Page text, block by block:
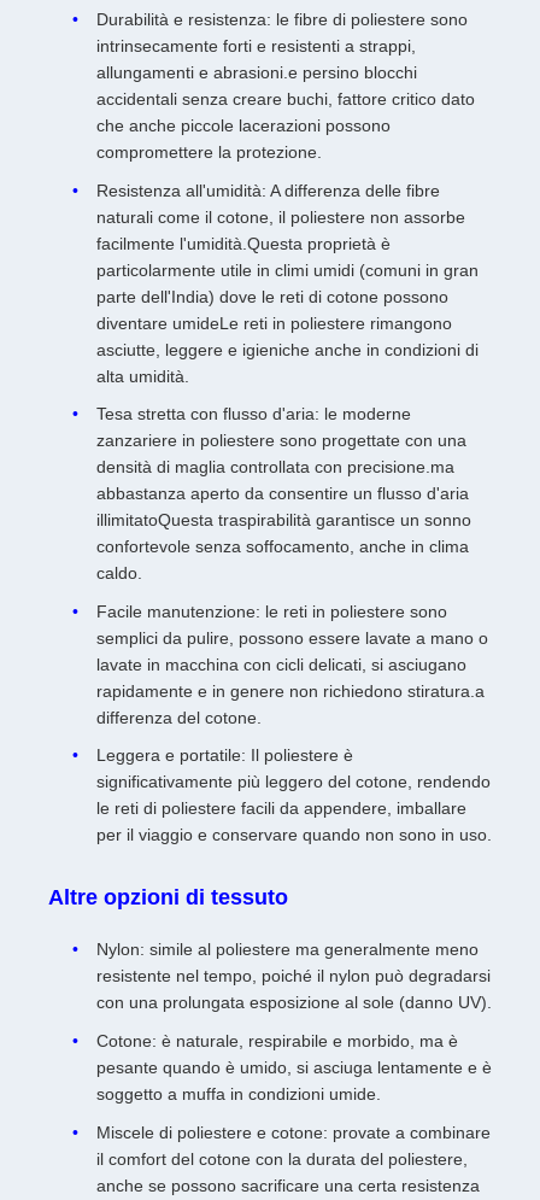
Durabilità e resistenza: le fibre di poliestere sono
intrinsecamente forti e resistenti a strappi,
allungamenti e abrasioni.e persino blocchi
accidentali senza creare buchi, fattore critico dato
che anche piccole lacerazioni possono
compromettere la protezione.
Resistenza all'umidità: A differenza delle fibre
naturali come il cotone, il poliestere non assorbe
facilmente l'umidità.Questa proprietà è
particolarmente utile in climi umidi (comuni in gran
parte dell'India) dove le reti di cotone possono
diventare umideLe reti in poliestere rimangono
asciutte, leggere e igieniche anche in condizioni di
alta umidità.
Tesa stretta con flusso d'aria: le moderne
zanzariere in poliestere sono progettate con una
densità di maglia controllata con precisione.ma
abbastanza aperto da consentire un flusso d'aria
illimitatoQuesta traspirabilità garantisce un sonno
confortevole senza soffocamento, anche in clima
caldo.
Facile manutenzione: le reti in poliestere sono
semplici da pulire, possono essere lavate a mano o
lavate in macchina con cicli delicati, si asciugano
rapidamente e in genere non richiedono stiratura.a
differenza del cotone.
Leggera e portatile: Il poliestere è
significativamente più leggero del cotone, rendendo
le reti di poliestere facili da appendere, imballare
per il viaggio e conservare quando non sono in uso.
Altre opzioni di tessuto
Nylon: simile al poliestere ma generalmente meno
resistente nel tempo, poiché il nylon può degradarsi
con una prolungata esposizione al sole (danno UV).
Cotone: è naturale, respirabile e morbido, ma è
pesante quando è umido, si asciuga lentamente e è
soggetto a muffa in condizioni umide.
Miscele di poliestere e cotone: provate a combinare
il comfort del cotone con la durata del poliestere,
anche se possono sacrificare una certa resistenza